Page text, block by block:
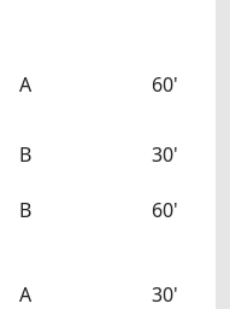
A 60'
B 30'
B 60'
A 30'